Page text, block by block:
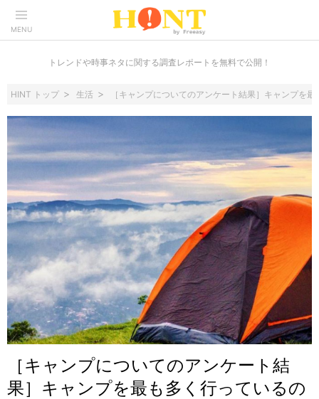
MENU
トレンドや時事ネタに関する調査レポートを無料で公開！
HINT トップ 生活 ［キャンプについてのアンケート結果］キャンプを
［キャンプについてのアンケート結
果］キャンプを最も多く行っているの